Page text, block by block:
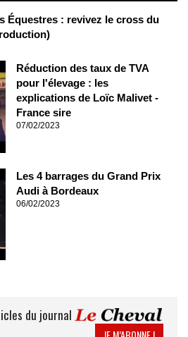
Équestres : revivez le cross du
Réduction des taux de TVA
pour l'élevage : les
explications de Loïc Malivet -
France sire
07/02/2023
Les 4 barrages du Grand Prix
Audi à Bordeaux
06/02/2023
du journal